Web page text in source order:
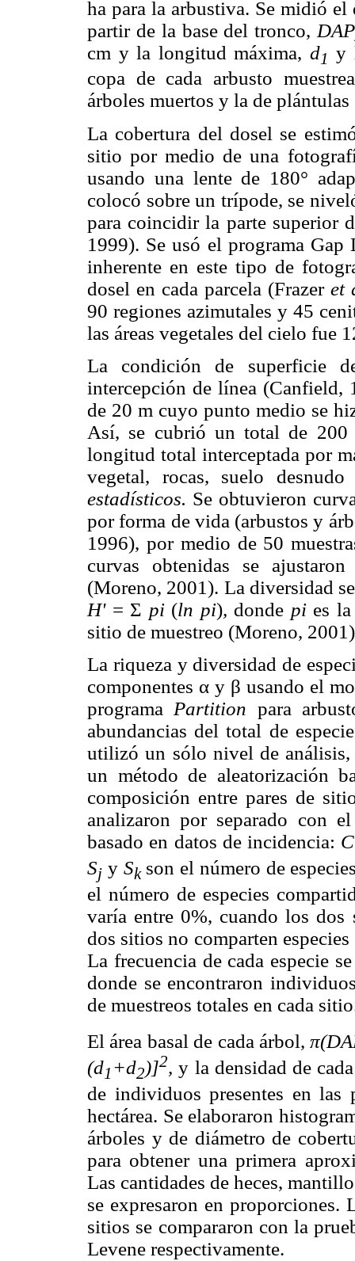
ha para la arbustiva. Se midió
partir de la base del tronco,
cm y la longitud máxima, d1 y
copa de cada arbusto
árboles muertos y la de plántulas
La cobertura del dosel se
sitio por medio de una
usando una lente de 180°
colocó sobre un trípode, se
para coincidir la parte superior
1999). Se usó el programa
inherente en este tipo de
dosel en cada parcela (Frazer et
90 regiones azimutales y 45
las áreas vegetales del cielo fue
La condición de superficie
intercepción de línea (Canfield,
de 20 m cuyo punto medio se
Así, se cubrió un total de
longitud total interceptada por
vegetal, rocas, suelo
estadísticos. Se obtuvieron
por forma de vida (arbustos y
1996), por medio de 50
curvas obtenidas se
(Moreno, 2001). La diversidad
H' = Σ pi (ln pi), donde pi es
sitio de muestreo (Moreno,
La riqueza y diversidad de
componentes α y β usando el
programa Partition para
abundancias del total de
utilizó un sólo nivel de análisis,
un método de aleatorización
composición entre pares de
analizaron por separado con
basado en datos de incidencia:
Sj y Sk son el número de
el número de especies
varía entre 0%, cuando los
dos sitios no comparten
La frecuencia de cada especie
donde se encontraron
de muestreos totales en cada
El área basal de cada árbol,
(d1 +d2)]2,y la densidad de
de individuos presentes en las
hectárea. Se elaboraron
árboles y de diámetro de
para obtener una primera
Las cantidades de heces,
se expresaron en proporciones.
sitios se compararon con la
Levene respectivamente.